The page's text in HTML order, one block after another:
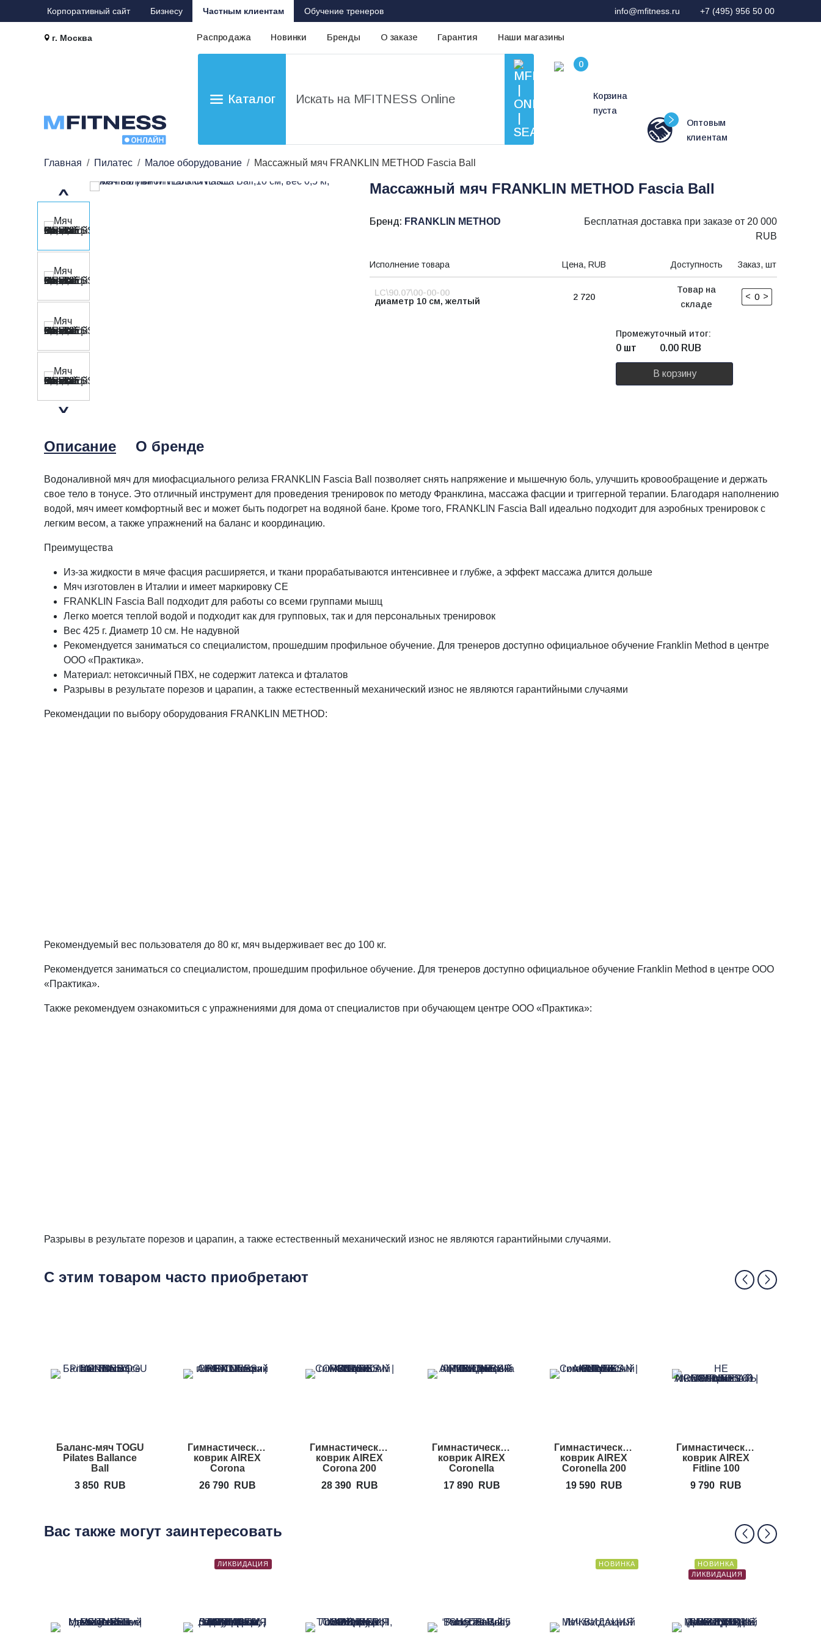
Корпоративный сайт Бизнесу Частным клиентам Обучение тренеров info@mfitness.ru +7 (495) 956 50 00
г. Москва Распродажа Новинки Бренды О заказе Гарантия Наши магазины
Каталог
Корзина
пуста
Оптовым
клиентам
Главная Пилатес Малое оборудование Массажный мяч FRANKLIN METHOD Fascia Ball
Массажный мяч FRANKLIN METHOD Fascia Ball
Бренд: FRANKLIN METHOD
Бесплатная доставка при заказе от 20 000
RUB
Исполнение товара Цена, RUB Доступность Заказ, шт
LC\90.07\00-00-00
диаметр 10 см, желтый
2 720
Товар на
складе
< >
Промежуточный итог:
0 шт 0.00 RUB
В корзину
Описание О бренде
Водоналивной мяч для миофасциального релиза FRANKLIN Fascia Ball позволяет снять напряжение и мышечную боль, улучшить кровообращение и держать
свое тело в тонусе. Это отличный инструмент для проведения тренировок по методу Франклина, массажа фасции и триггерной терапии. Благодаря наполнению
водой, мяч имеет комфортный вес и может быть подогрет на водяной бане. Кроме того, FRANKLIN Fascia Ball идеально подходит для аэробных тренировок с
легким весом, а также упражнений на баланс и координацию.
Преимущества
Из-за жидкости в мяче фасция расширяется, и ткани прорабатываются интенсивнее и глубже, а эффект массажа длится дольше
Мяч изготовлен в Италии и имеет маркировку CE
FRANKLIN Fascia Ball подходит для работы со всеми группами мышц
Легко моется теплой водой и подходит как для групповых, так и для персональных тренировок
Вес 425 г. Диаметр 10 см. Не надувной
Рекомендуется заниматься со специалистом, прошедшим профильное обучение. Для тренеров доступно официальное обучение Franklin Method в центре
ООО «Практика».
Материал: нетоксичный ПВХ, не содержит латекса и фталатов
Разрывы в результате порезов и царапин, а также естественный механический износ не являются гарантийными случаями
Рекомендации по выбору оборудования FRANKLIN METHOD:
Рекомендуемый вес пользователя до 80 кг, мяч выдерживает вес до 100 кг.
Рекомендуется заниматься со специалистом, прошедшим профильное обучение. Для тренеров доступно официальное обучение Franklin Method в центре ООО
«Практика».
Также рекомендуем ознакомиться с упражнениями для дома от специалистов при обучающем центре ООО «Практика»:
Разрывы в результате порезов и царапин, а также естественный механический износ не являются гарантийными случаями.
С этим товаром часто приобретают
Баланс-мяч TOGU
Pilates Ballance
Ball
3 850
RUB
Гимнастический
коврик AIREX
Corona
26 790
RUB
Гимнастический
коврик AIREX
Corona 200
28 390
RUB
Гимнастический
коврик AIREX
Coronella
17 890
RUB
Гимнастический
коврик AIREX
Coronella 200
19 590
RUB
Гимнастический
коврик AIREX
Fitline 100
9 790
RUB
Вас также могут заинтересовать
ЛИКВИДАЦИЯ НОВИНКА
НОВИНКА
ЛИКВИДАЦИЯ